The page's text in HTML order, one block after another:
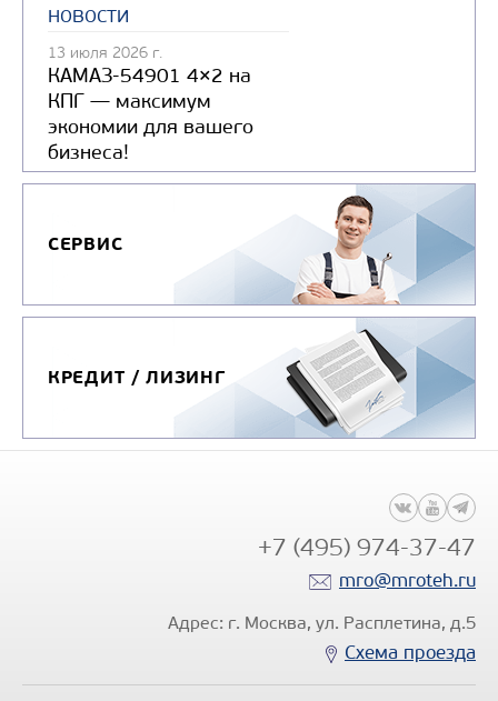
новости
13 июля 2026 г.
КАМАЗ-54901 4×2 на
КПГ — максимум
экономии для вашего
бизнеса!
СЕРВИС
КРЕДИТ / ЛИЗИНГ
+7 (495) 974-37-47
mro@mroteh.ru
Адрес: г. Москва, ул. Расплетина, д.5
Схема проезда